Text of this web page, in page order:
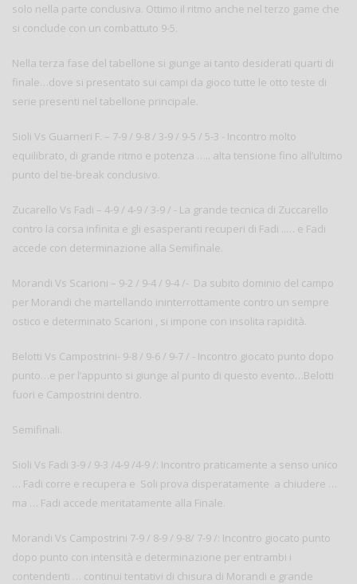
solo nella parte conclusiva. Ottimo il ritmo anche nel terzo game che
si conclude con un combattuto 9-5.
Nella terza fase del tabellone si giunge ai tanto desiderati quarti di
finale…dove si presentato sui campi da gioco tutte le otto teste di
serie presenti nel tabellone principale.
Sioli Vs Guarneri F. – 7-9 / 9-8 / 3-9 / 9-5 / 5-3 - Incontro molto
equilibrato, di grande ritmo e potenza ….. alta tensione fino all’ultimo
punto del tie-break conclusivo.
Zucarello Vs Fadi – 4-9 / 4-9 / 3-9 / - La grande tecnica di Zuccarello
contro la corsa infinita e gli esasperanti recuperi di Fadi ..… e Fadi
accede con determinazione alla Semifinale.
Morandi Vs Scarioni – 9-2 / 9-4 / 9-4 /- Da subito dominio del campo
per Morandi che martellando ininterrottamente contro un sempre
ostico e determinato Scarioni , si impone con insolita rapidità.
Belotti Vs Campostrini- 9-8 / 9-6 / 9-7 / - Incontro giocato punto dopo
punto…e per l’appunto si giunge al punto di questo evento…Belotti
fuori e Campostrini dentro.
Semifinali.
Sioli Vs Fadi 3-9 / 9-3 /4-9 /4-9 /: Incontro praticamente a senso unico
… Fadi corre e recupera e Soli prova disperatamente a chiudere …
ma … Fadi accede meritatamente alla Finale.
Morandi Vs Campostrini 7-9 / 8-9 / 9-8/ 7-9 /: Incontro giocato punto
dopo punto con intensità e determinazione per entrambi i
contendenti … continui tentativi di chisura di Morandi e grande